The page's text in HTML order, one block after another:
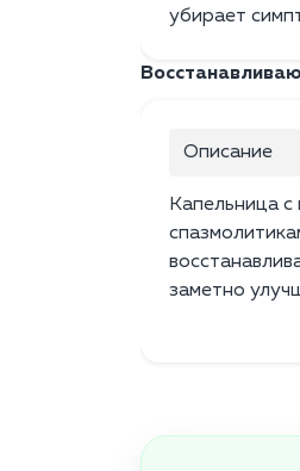
убирает
Описание
Капельница с
заметно